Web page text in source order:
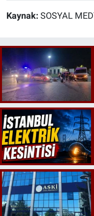
Kaynak: SOSYAL